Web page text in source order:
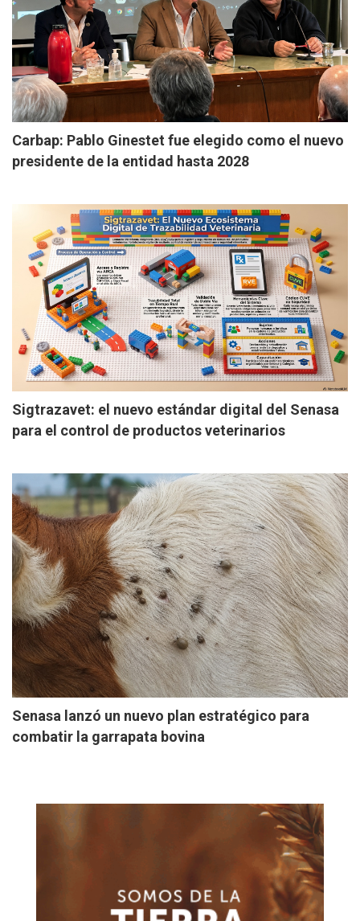
Carbap: Pablo Ginestet fue elegido como el nuevo
presidente de la entidad hasta 2028
Sigtrazavet: el nuevo estándar digital del Senasa
para el control de productos veterinarios
Senasa lanzó un nuevo plan estratégico para
combatir la garrapata bovina